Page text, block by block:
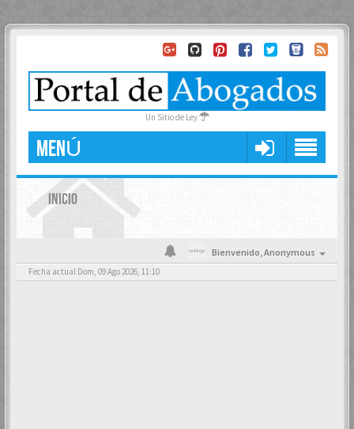
Un Sitio de Ley
MENÚ
INICIO
Bienvenido,Anonymous
Fecha actual Dom, 09 Ago 2026, 11:10